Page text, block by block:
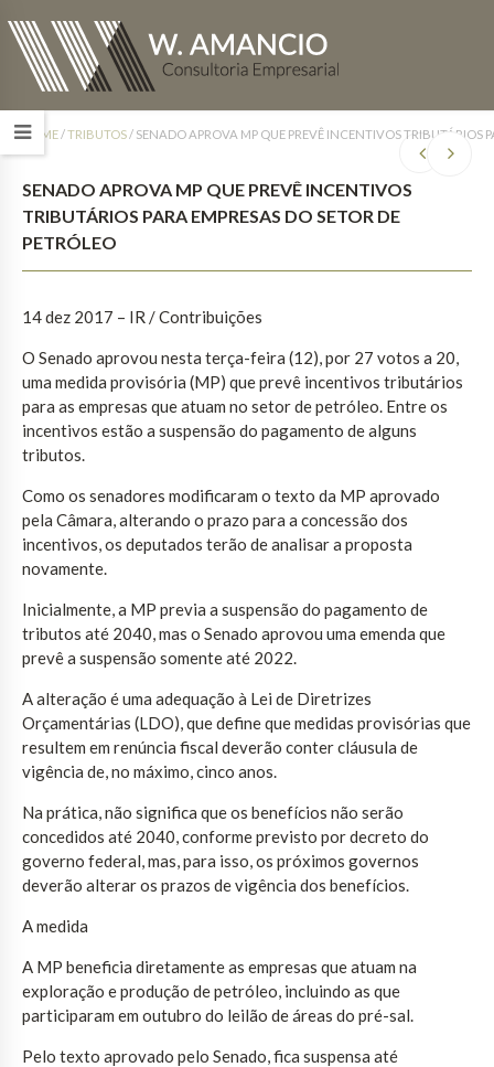
HOME/TRIBUTOS/ SENADO APROVA MP QUE PREVÊ INCENTIVOS TRIBUTÁRIOS
SENADO APROVA MP QUE PREVÊ INCENTIVOS
TRIBUTÁRIOS PARA EMPRESAS DO SETOR DE
PETRÓLEO
14 dez 2017 – IR / Contribuições
O Senado aprovou nesta terça-feira (12), por 27 votos a 20,
uma medida provisória (MP) que prevê incentivos tributários
para as empresas que atuam no setor de petróleo. Entre os
incentivos estão a suspensão do pagamento de alguns
tributos.
Como os senadores modificaram o texto da MP aprovado
pela Câmara, alterando o prazo para a concessão dos
incentivos, os deputados terão de analisar a proposta
novamente.
Inicialmente, a MP previa a suspensão do pagamento de
tributos até 2040, mas o Senado aprovou uma emenda que
prevê a suspensão somente até 2022.
A alteração é uma adequação à Lei de Diretrizes
Orçamentárias (LDO), que define que medidas provisórias que
resultem em renúncia fiscal deverão conter cláusula de
vigência de, no máximo, cinco anos.
Na prática, não significa que os benefícios não serão
concedidos até 2040, conforme previsto por decreto do
governo federal, mas, para isso, os próximos governos
deverão alterar os prazos de vigência dos benefícios.
A medida
A MP beneficia diretamente as empresas que atuam na
exploração e produção de petróleo, incluindo as que
participaram em outubro do leilão de áreas do pré-sal.
Pelo texto aprovado pelo Senado, fica suspensa até